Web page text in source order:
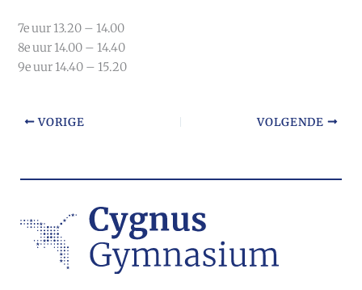
7e uur 13.20 – 14.00
8e uur 14.00 – 14.40
9e uur 14.40 – 15.20
VORIGE VOLGENDE